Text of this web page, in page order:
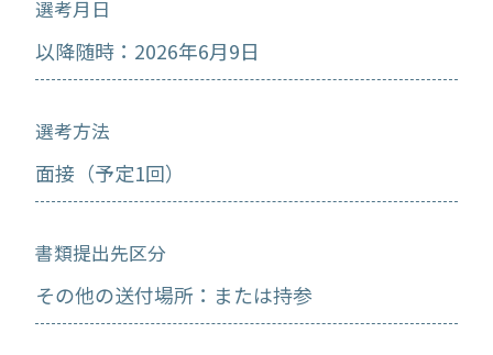
選考月日
以降随時：2026年6月9日
選考方法
面接（予定1回）
書類提出先区分
その他の送付場所：または持参